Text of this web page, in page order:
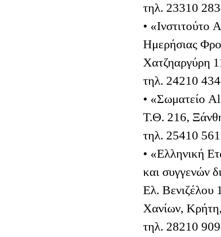
τηλ. 23310
• «Ινστιτούτο
Ημερήσιας
Χατζηαργύρη
τηλ. 24210
• «Σωματείο
Τ.Θ. 216,
τηλ. 25410
• «Ελληνική
και συγγενών
Ελ. Βενιζέλου
Χανίων,
τηλ. 28210